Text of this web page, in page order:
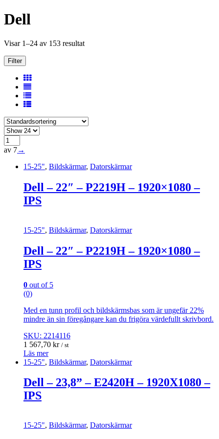
Dell
Visar 1–24 av 153 resultat
Filter
av 7→
15-25", Bildskärmar, Datorskärmar
Dell – 22″ – P2219H – 1920×1080 –
IPS
15-25", Bildskärmar, Datorskärmar
Dell – 22″ – P2219H – 1920×1080 –
IPS
0 out of 5
(0)
Med en tunn profil och bildskärmsbas som är ungefär 22%
mindre än sin föregångare kan du frigöra värdefullt skrivbord.
SKU: 2214116
1 567,70 kr / st
Läs mer
15-25", Bildskärmar, Datorskärmar
Dell – 23,8” – E2420H – 1920X1080 –
IPS
15-25", Bildskärmar, Datorskärmar